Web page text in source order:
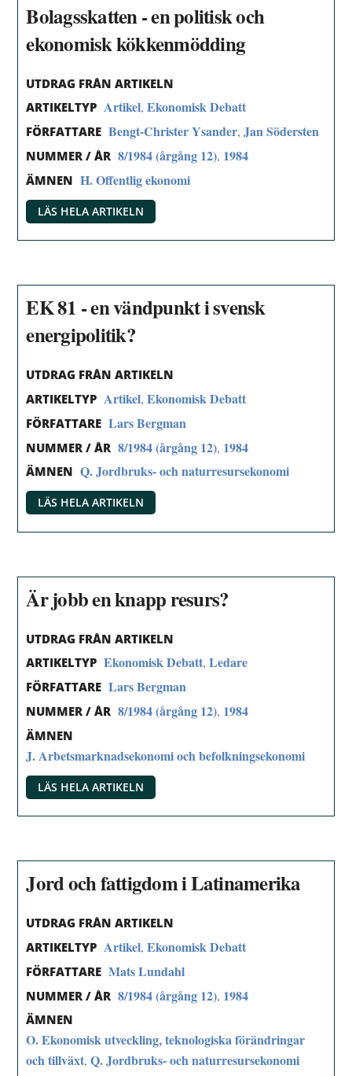
Bolagsskatten - en politisk och
ekonomisk kökkenmödding
UTDRAG FRÅN ARTIKELN
ARTIKELTYP Artikel,Ekonomisk Debatt
FÖRFATTARE Bengt-Christer Ysander,Jan Södersten
NUMMER / ÅR 8/1984 (årgång 12), 1984
ÄMNEN H. Offentlig ekonomi
LÄS HELA ARTIKELN
EK 81 - en vändpunkt i svensk
energipolitik?
UTDRAG FRÅN ARTIKELN
ARTIKELTYP Artikel,Ekonomisk Debatt
FÖRFATTARE Lars Bergman
NUMMER / ÅR 8/1984 (årgång 12), 1984
ÄMNEN Q. Jordbruks- och naturresursekonomi
LÄS HELA ARTIKELN
Är jobb en knapp resurs?
UTDRAG FRÅN ARTIKELN
ARTIKELTYP Ekonomisk Debatt,Ledare
FÖRFATTARE Lars Bergman
NUMMER / ÅR 8/1984 (årgång 12), 1984
ÄMNEN
J. Arbetsmarknadsekonomi och befolkningsekonomi
LÄS HELA ARTIKELN
Jord och fattigdom i Latinamerika
UTDRAG FRÅN ARTIKELN
ARTIKELTYP Artikel,Ekonomisk Debatt
FÖRFATTARE Mats Lundahl
NUMMER / ÅR 8/1984 (årgång 12), 1984
ÄMNEN
O. Ekonomisk utveckling, teknologiska förändringar
och tillväxt,Q. Jordbruks- och naturresursekonomi